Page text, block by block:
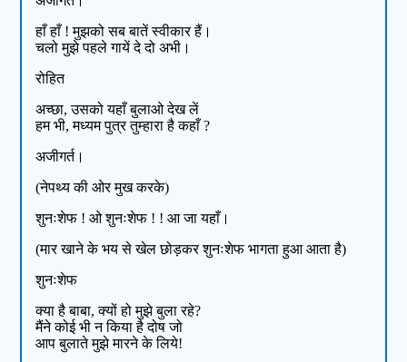
हाँ हाँ ! मुझको सब बातें स्वीकार हैं।
चलो मुझे पहले गायें दे दो अभी।
रोहित
अच्छा, उसको यहाँ बुलाओ देख लें
हम भी, मध्यम पुत्र तुम्हारा है कहाँ ?
अजीगर्त।
(नेपथ्य की ओर मुख करके)
शुनःशेफ ! ओ शुनःशेफ ! ! आ जा यहाँ।
(मार खाने के भय से खेल छोड़कर शुनःशेफ भागता हुआ आता है)
शुनःशेफ
क्या है बाबा, क्यों हो मुझे बुला रहे?
मैंने कोई भी न किया है दोष जो
आप बुलाते मुझे मारने के लिये!